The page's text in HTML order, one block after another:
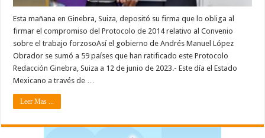
Esta mañana en Ginebra, Suiza, depositó su firma que lo obliga al
firmar el compromiso del Protocolo de 2014 relativo al Convenio
sobre el trabajo forzosoAsí el gobierno de Andrés Manuel López
Obrador se sumó a 59 países que han ratificado este Protocolo
Redacción Ginebra, Suiza a 12 de junio de 2023.- Este día el Estado
Mexicano a través de …
Leer Mas ...